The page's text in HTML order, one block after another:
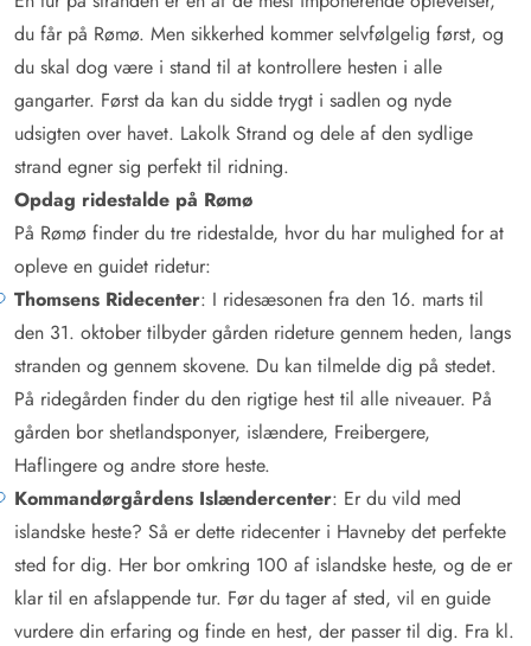
du får på Rømø. Men sikkerhed kommer selvfølgelig først, og
du skal dog være i stand til at kontrollere hesten i alle
gangarter. Først da kan du sidde trygt i sadlen og nyde
udsigten over havet. Lakolk Strand og dele af den sydlige
strand egner sig perfekt til ridning.
Opdag ridestalde på Rømø
På Rømø finder du tre ridestalde, hvor du har mulighed for at
opleve en guidet ridetur:
Thomsens Ridecenter: I ridesæsonen fra den 16. marts til
den 31. oktober tilbyder gården rideture gennem heden, langs
stranden og gennem skovene. Du kan tilmelde dig på stedet.
På ridegården finder du den rigtige hest til alle niveauer. På
gården bor shetlandsponyer, islændere, Freibergere,
Haflingere og andre store heste.
Kommandørgårdens Islændercenter: Er du vild med
islandske heste? Så er dette ridecenter i Havneby det perfekte
sted for dig. Her bor omkring 100 af islandske heste, og de er
klar til en afslappende tur. Før du tager af sted, vil en guide
vurdere din erfaring og finde en hest, der passer til dig. Fra kl.